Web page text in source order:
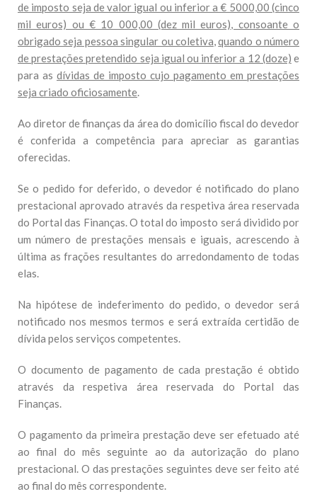
de imposto seja de valor igual ou inferior a € 5000,00 (cinco
mil euros) ou € 10 000,00 (dez mil euros), consoante o
obrigado seja pessoa singular ou coletiva,quando o número
de prestações pretendido seja igual ou inferior a 12 (doze) e
para as dívidas de imposto cujo pagamento em prestações
seja criado oficiosamente.
Ao diretor de finanças da área do domicílio fiscal do devedor
é conferida a competência para apreciar as garantias
oferecidas.
Se o pedido for deferido, o devedor é notificado do plano
prestacional aprovado através da respetiva área reservada
do Portal das Finanças. O total do imposto será dividido por
um número de prestações mensais e iguais, acrescendo à
última as frações resultantes do arredondamento de todas
elas.
Na hipótese de indeferimento do pedido, o devedor será
notificado nos mesmos termos e será extraída certidão de
dívida pelos serviços competentes.
O documento de pagamento de cada prestação é obtido
através da respetiva área reservada do Portal das
Finanças.
O pagamento da primeira prestação deve ser efetuado até
ao final do mês seguinte ao da autorização do plano
prestacional. O das prestações seguintes deve ser feito até
ao final do mês correspondente.